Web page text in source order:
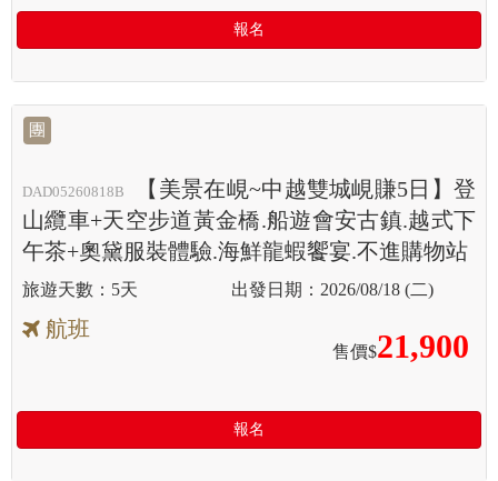
報名
團
DAD05260818B
【美景在峴~中越雙城峴賺5日】登
山纜車+天空步道黃金橋.船遊會安古鎮.越式下
午茶+奧黛服裝體驗.海鮮龍蝦饗宴.不進購物站
5天 2026/08/18 (二)
航班
售價$21,900
報名